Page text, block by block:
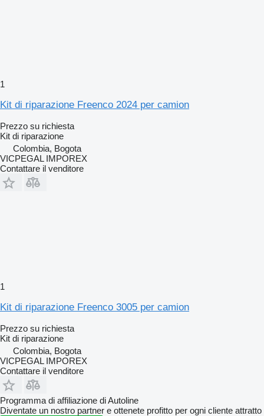
1
Kit di riparazione Freenco 2024 per camion
Prezzo su richiesta
Kit di riparazione
Colombia, Bogota
VICPEGAL IMPOREX
Contattare il venditore
1
Kit di riparazione Freenco 3005 per camion
Prezzo su richiesta
Kit di riparazione
Colombia, Bogota
VICPEGAL IMPOREX
Contattare il venditore
Programma di affiliazione di Autoline
Diventate un nostro partner e ottenete profitto per ogni cliente attratto